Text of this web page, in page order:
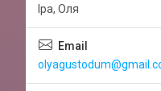
Іра, Оля